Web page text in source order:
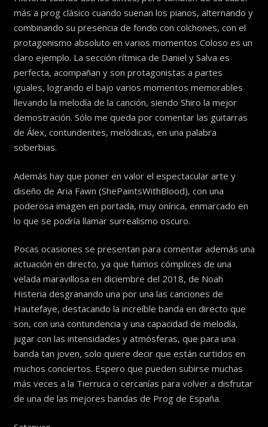
más a prog clásico cuando suenan los pianos, alternando y
combinando su presencia de fondo con colchones, con el
protagonismo absoluto en varios momentos Coloso es un
claro ejemplo. La sección rítmica de Daniel y Salva es
perfecta, acompañan y son protagonistas a partes
iguales, logrando el bajo varios momentos memorables
llevando la melodía de la canción, siendo Shiro la mejor
demostración. Sólo me queda por comentar las guitarras
de Álex, contundentes, melódicas, en una palabra
soberbias.
Además hay que poner en valor el espectacular arte y
diseño de Aria Fawn (ShePaintsWithBlood), con una
poderosa imagen en portada, muy onírica, enmarcado en
lo que se podría llamar surrealismo oscuro.
Pocas ocasiones se presentan para comentar además una
actuación en directo, ya que fuimos cómplices de una
velada maravillosa en diciembre del 2018, de Noah
Histeria desgranando una por una las canciones de
Hautefaye, destacando la increíble banda en directo que
son, con una contundencia y una capacidad de melodía,
jugar con las intensidades y atmósferas, que para una
banda tan joven, solo quiere decir que están curtidos en
muchos conciertos. Espero que pueden subirse muchas
más veces a la Tierruca o cercanías para volver a disfrutar
de una de las mejores bandas de Prog de España.